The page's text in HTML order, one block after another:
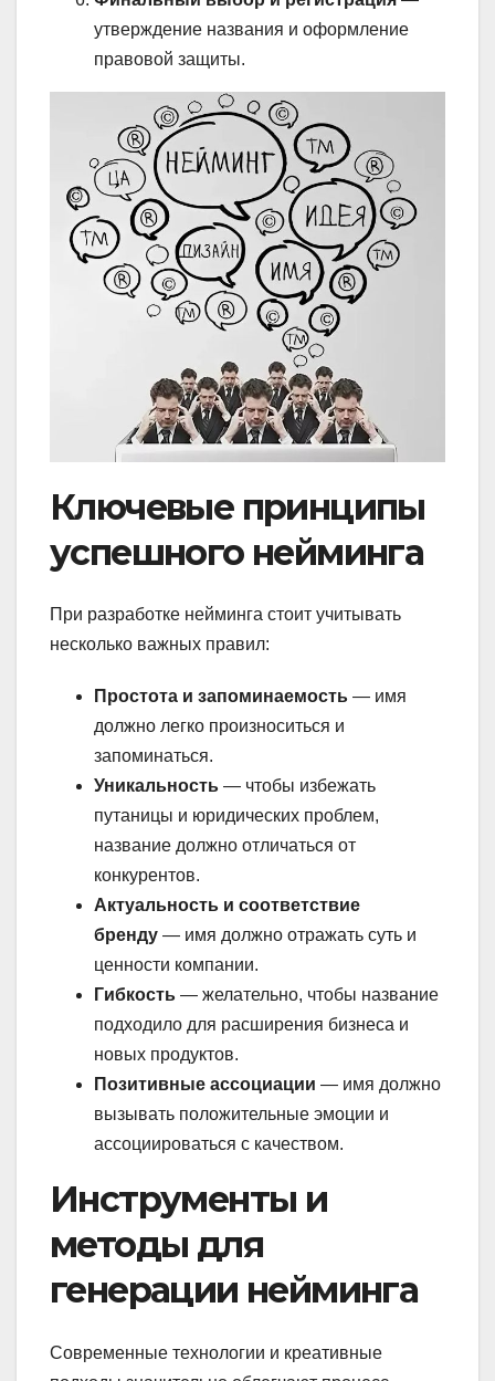
утверждение названия и оформление
правовой защиты.
Ключевые принципы
успешного нейминга
При разработке нейминга стоит учитывать
несколько важных правил:
Простота и запоминаемость — имя
должно легко произноситься и
запоминаться.
Уникальность — чтобы избежать
путаницы и юридических проблем,
название должно отличаться от
конкурентов.
Актуальность и соответствие
бренду — имя должно отражать суть и
ценности компании.
Гибкость — желательно, чтобы название
подходило для расширения бизнеса и
новых продуктов.
Позитивные ассоциации — имя должно
вызывать положительные эмоции и
ассоциироваться с качеством.
Инструменты и
методы для
генерации нейминга
Современные технологии и креативные